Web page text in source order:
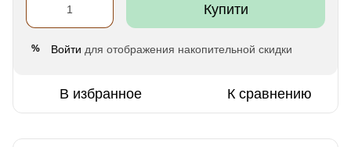
Купити
% Войти для отображения накопительной скидки
В избранное К сравнению